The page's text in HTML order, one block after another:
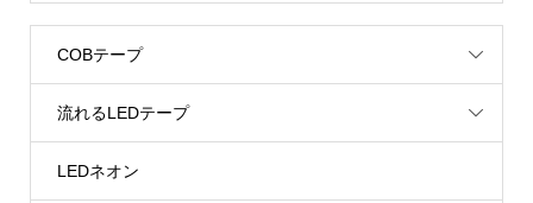
COBテープ
流れるLEDテープ
LEDネオン